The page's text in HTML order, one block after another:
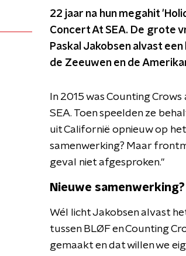
22 jaar na hun megahit
Concert At SEA. De grote
Paskal Jakobsen alvast
de Zeeuwen en de
In 2015 was Counting Crows
SEA. Toen speelden ze
uit Californië opnieuw op
samenwerking? Maar
geval niet afgesproken."
Nieuwe samenwerking?
Wél licht Jakobsen alvast
tussen BLØF en Counting
gemaakt en dat willen we